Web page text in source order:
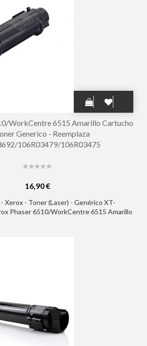
WorkCentre 6515 Amarillo Cartucho
Generico - Reemplaza
106R03479/106R03475
16,90 €
Xerox - Toner (Laser) - Genérico XT-
Phaser 6510/WorkCentre 6515 Amarillo